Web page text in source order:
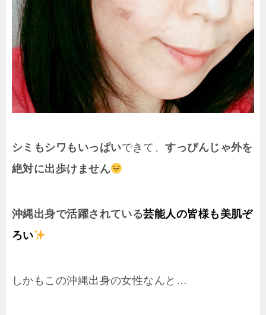
シミもシワもいっぱいできて、すっぴんじゃ外を
絶対に出歩けません
沖縄出身で活躍されている芸能人の皆様も美肌ぞ
ろい
しかもこの沖縄出身の女性なんと…